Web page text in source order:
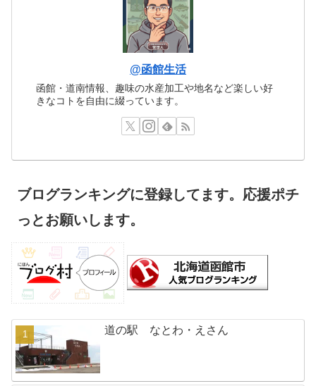
@函館生活
函館・道南情報、趣味の水産加工や地名など楽しい好
きなコトを自由に綴っています。
ブログランキングに登録してます。応援ポチ
っとお願いします。
道の駅 なとわ・えさん